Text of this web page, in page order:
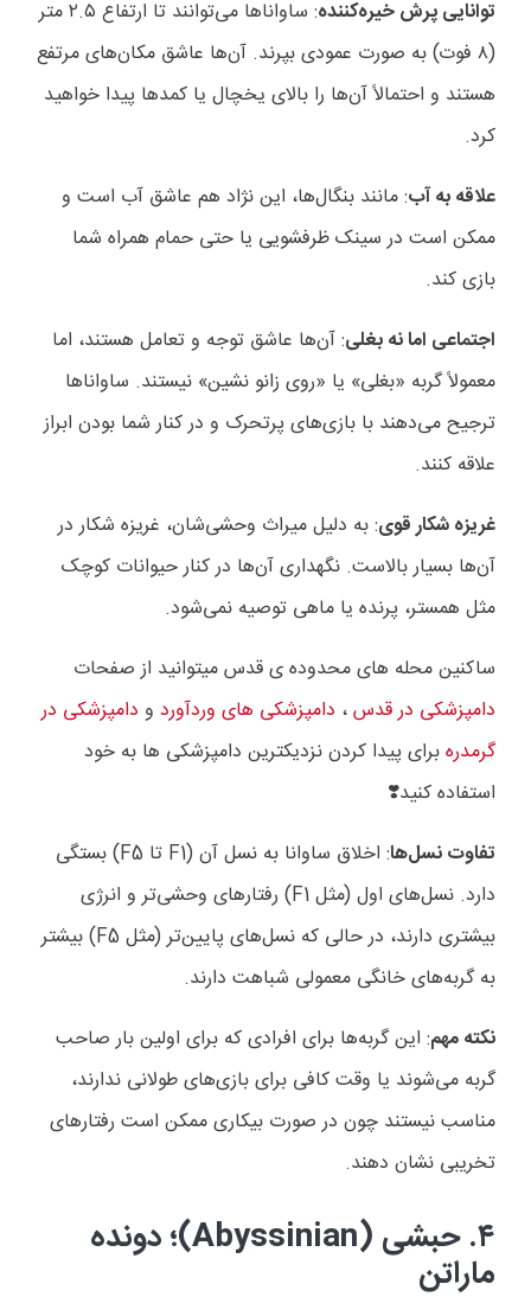
توانایی پرش خیره‌کننده
: ساواناها می‌توانند تا ارتفاع ۲.۵ متر
(۸ فوت) به صورت عمودی بپرند. آن‌ها عاشق مکان‌های مرتفع
هستند و احتمالاً آن‌ها را بالای یخچال یا کمدها پیدا خواهید
کرد.
علاقه به آب: مانند بنگال‌ها، این نژاد هم عاشق آب است و
ممکن است در سینک ظرفشویی یا حتی حمام همراه شما
بازی کند.
اجتماعی اما نه بغلی: آن‌ها عاشق توجه و تعامل هستند، اما
معمولاً گربه «بغلی» یا «روی زانو نشین» نیستند. ساواناها
ترجیح می‌دهند با بازی‌های پرتحرک و در کنار شما بودن ابراز
علاقه کنند.
غریزه شکار قوی: به دلیل میراث وحشی‌شان، غریزه شکار در
آن‌ها بسیار بالاست. نگهداری آن‌ها در کنار حیوانات کوچک
مثل همستر، پرنده یا ماهی توصیه نمی‌شود.
ساکنین محله های محدوده ی قدس میتوانید از صفحات
دامپزشکی در قدس، دامپزشکی های وردآورد و دامپزشکی در
گرمدرهبرای پیدا کردن نزدیکترین دامپزشکی ها به خود
استفاده کنید❣️
تفاوت نسل‌ها
: اخلاق ساوانا به نسل آن (F1 تا F5) بستگی
دارد. نسل‌های اول (مثل F1) رفتارهای وحشی‌تر و انرژی
بیشتری دارند، در حالی که نسل‌های پایین‌تر (مثل F5) بیشتر
به گربه‌های خانگی معمولی شباهت دارند.
نکته مهم: این گربه‌ها برای افرادی که برای اولین بار صاحب
گربه می‌شوند یا وقت کافی برای بازی‌های طولانی ندارند،
مناسب نیستند چون در صورت بیکاری ممکن است رفتارهای
تخریبی نشان دهند.
۴. حبشی (Abyssinian)؛ دونده
ماراتن